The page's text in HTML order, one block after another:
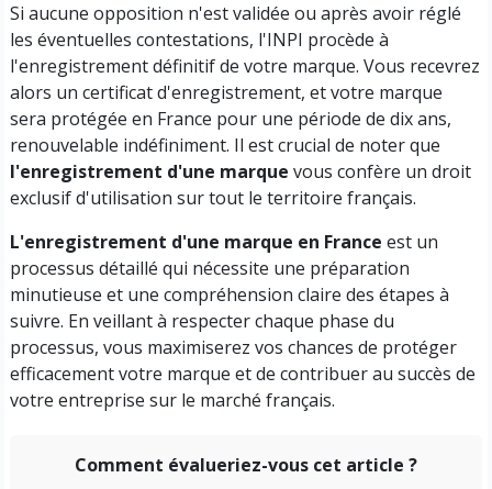
Si aucune opposition n'est validée ou après avoir réglé
les éventuelles contestations, l'INPI procède à
l'enregistrement définitif de votre marque. Vous recevrez
alors un certificat d'enregistrement, et votre marque
sera protégée en France pour une période de dix ans,
renouvelable indéfiniment. Il est crucial de noter que
l'enregistrement d'une marque vous confère un droit
exclusif d'utilisation sur tout le territoire français.
L'enregistrement d'une marque en France est un
processus détaillé qui nécessite une préparation
minutieuse et une compréhension claire des étapes à
suivre. En veillant à respecter chaque phase du
processus, vous maximiserez vos chances de protéger
efficacement votre marque et de contribuer au succès de
votre entreprise sur le marché français.
Comment évalueriez-vous cet article ?